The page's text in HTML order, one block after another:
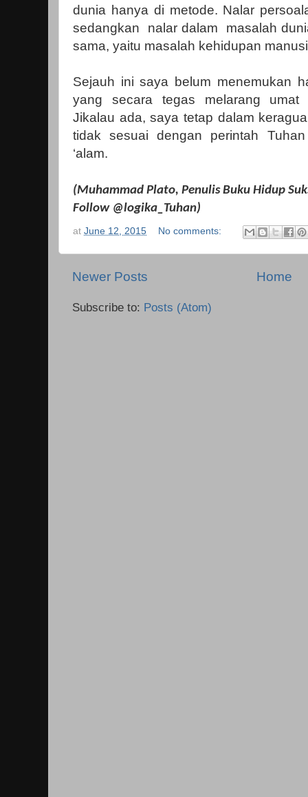
dunia hanya di metode. Nalar
sedangkan
nalar dalam
masalah
sama, yaitu masalah kehidupan
Sejauh ini saya belum menemukan
yang secara tegas melarang umat
Jikalau ada, saya tetap dalam
tidak sesuai dengan perintah Tuhan
‘alam.
(Muhammad Plato, Penulis Buku Hidup
Follow @logika_Tuhan)
at June 12, 2015 No comments:
Newer Posts Home
Subscribe to: Posts (Atom)